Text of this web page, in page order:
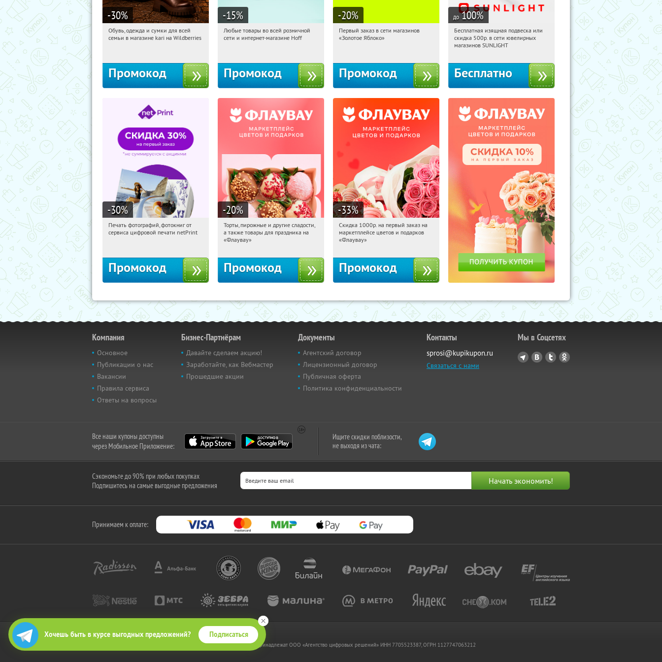
Хочешь быть в курсе выгодных предложений? Подписаться
-30%
21:20:12
Получи первым!
Обувь, одежда и сумки для всей
семьи в магазине kari на Wildberries
Промокод
-15%
21:20:12 Получили:
Любые товары во всей розничной
сети и интернет-магазине Hoff
Промокод
-20%
21:20:12
Получи первым!
Первый заказ в сети магазинов
«Золотое Яблоко»
Промокод
до 100%
21:20:12 Получили:
Россия
Бесплатная изящная подвеска или
скидка 500р. в сети ювелирных
магазинов SUNLIGHT
Бесплатно
-30%
21:20:12 Получили:
Печать фотографий, фотокниг от
сервиса цифровой печати netPrint
Промокод
-20%
21:20:12 Получили:
Россия
Торты, пирожные и другие сладости,
а также товары для праздника на
«Флаувау»
Промокод
-33%
21:20:12 Получили:
Россия
Скидка 1000р. на первый заказ на
маркетплейсе цветов и подарков
«Флаувау»
Промокод
Компания
Основное
Публикации о нас
Вакансии
Правила сервиса
Ответы на вопросы
Бизнес-Партнёрам
Давайте сделаем акцию!
Заработайте, как Вебмастер
Прошедшие акции
Документы
Агентский договор
Лицензионный договор
Публичная оферта
Политика конфиденциальности
Контакты
sprosi@kupikupon.ru
Связаться с нами
Мы в Соцсетях
Все наши купоны доступны
через Мобильное Приложение:
Ищите скидки поблизости,
не выходя из чата:
Сэкономьте до 90% при любых покупках
Подпишитесь на самые выгодные предложения
Принимаем к оплате:
2010-2026 © КупиКупон. Все права защищены.
Все права на товарный знак "КупиКупон" и на сайт www.kupikupon.ru принадлежат OOO «Агентство цифровых решений» ИНН 7705523387, ОГРН 1127747063212